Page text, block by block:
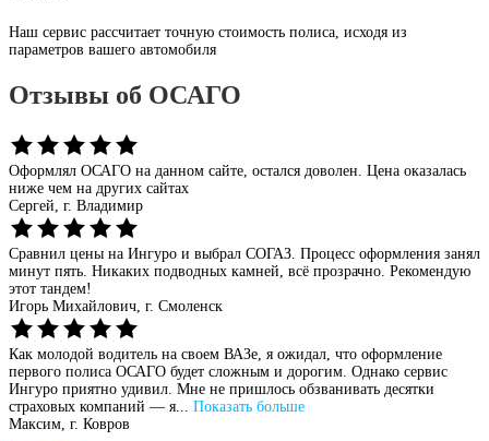
Наш сервис рассчитает точную стоимость полиса, исходя из
параметров вашего автомобиля
Отзывы об ОСАГО
Оформлял ОСАГО на данном сайте, остался доволен. Цена оказалась
ниже чем на других сайтах
Сергей, г. Владимир
Сравнил цены на Ингуро и выбрал СОГАЗ. Процесс оформления занял
минут пять. Никаких подводных камней, всё прозрачно. Рекомендую
этот тандем!
Игорь Михайлович, г. Смоленск
Как молодой водитель на своем ВАЗе, я ожидал, что оформление
первого полиса ОСАГО будет сложным и дорогим. Однако сервис
Ингуро приятно удивил. Мне не пришлось обзванивать десятки
страховых компаний — я... Показать больше
Максим, г. Ковров